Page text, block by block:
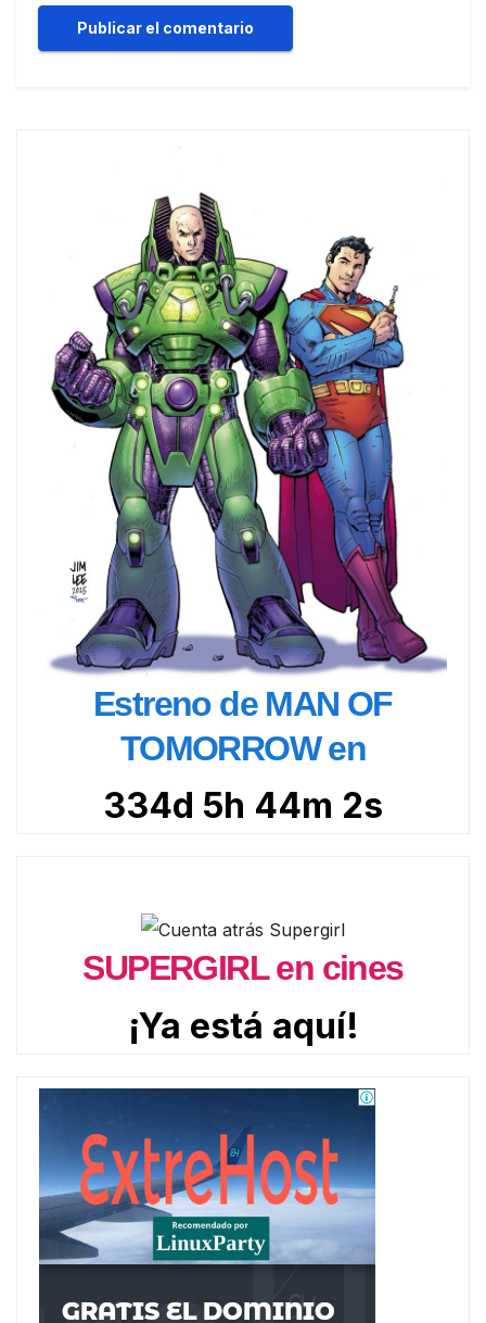
Estreno de MAN OF
TOMORROW en
334d 5h 44m 1s
SUPERGIRL en cines
¡Ya está aquí!